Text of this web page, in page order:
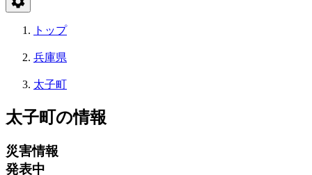
トップ
兵庫県
太子町
太子町の情報
災害情報
発表中